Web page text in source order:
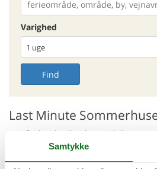
Varighed
Find
Last Minute
Her finder du til enhver tid det
til nedsat pris. Du kan se alle
Samtykke